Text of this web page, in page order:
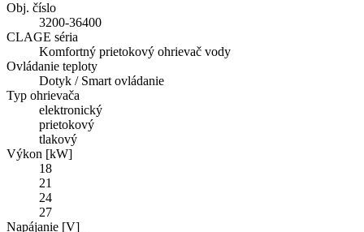
Obj. číslo
3200-36400
CLAGE séria
Komfortný prietokový ohrievač vody
Ovládanie teploty
Dotyk / Smart ovládanie
Typ ohrievača
elektronický
prietokový
tlakový
Výkon [kW]
18
21
24
27
Napájanie [V]